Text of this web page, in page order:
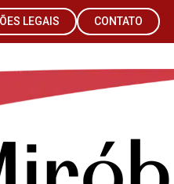
LEGAIS CONTATO